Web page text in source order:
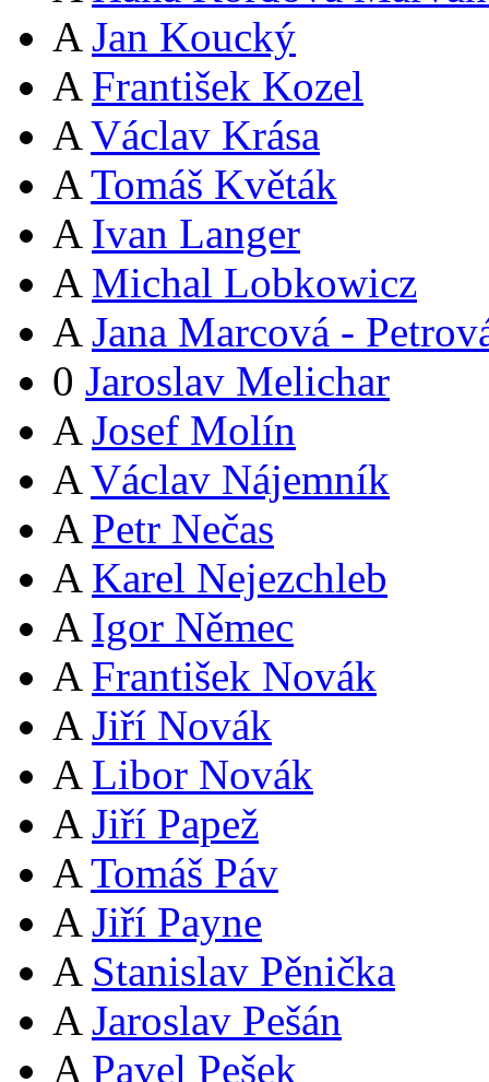
A Jan Koucký
A František Kozel
A Václav Krása
A Tomáš Květák
A Ivan Langer
A Michal Lobkowicz
A Jana Marcová -
0 Jaroslav Melichar
A Josef Molín
A Václav Nájemník
A Petr Nečas
A Karel Nejezchleb
A Igor Němec
A František Novák
A Jiří Novák
A Libor Novák
A Jiří Papež
A Tomáš Páv
A Jiří Payne
A Stanislav Pěnička
A Jaroslav Pešán
A Pavel Pešek